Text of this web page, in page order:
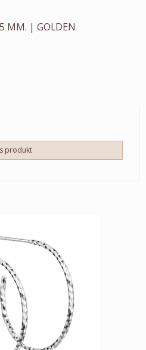
MM. | GOLDEN
produkt